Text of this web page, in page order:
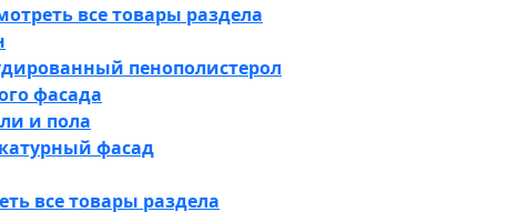
все товары раздела
пенополистерол
фасада
и пола
фасад
все товары раздела